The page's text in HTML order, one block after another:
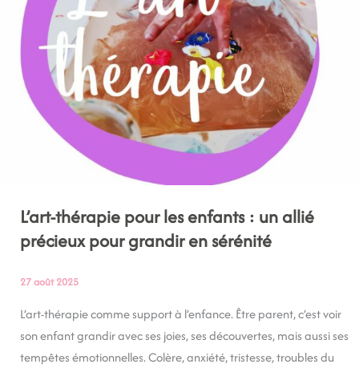
L’art-thérapie pour les enfants : un allié
précieux pour grandir en sérénité
27 août 2025
L’art-thérapie comme support à l’enfance. Être parent, c’est voir
son enfant grandir avec ses joies, ses découvertes, mais aussi ses
tempêtes émotionnelles. Colère, anxiété, tristesse, troubles du
un
allié
précieux
pour
grandir